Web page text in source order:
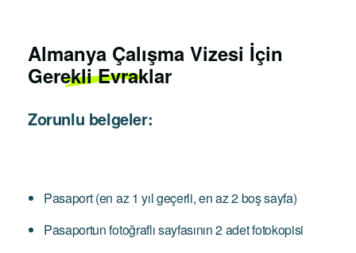
Almanya Çalışma Vizesi İçin
Gerekli Evraklar
Zorunlu belgeler:
Pasaport (en az 1 yıl geçerli, en az 2 boş sayfa)
Pasaportun fotoğraflı sayfasının 2 adet fotokopisi